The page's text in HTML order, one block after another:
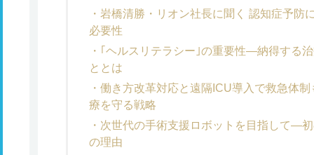
岩橋清勝・リオン社長に聞く 認知症予
必要性
｢ヘルスリテラシー｣の重要性―納得する
ととは
働き方改革対応と遠隔ICU導入で救急体
療を守る戦略
次世代の手術支援ロボットを目指して―
の理由